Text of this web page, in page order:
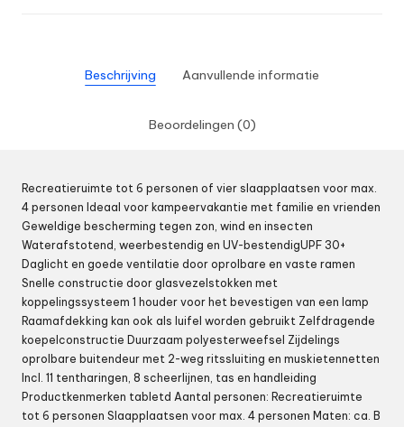
Beschrijving Aanvullende informatie
Beoordelingen (0)
Recreatieruimte tot 6 personen of vier slaapplaatsen voor max.
4 personen Ideaal voor kampeervakantie met familie en vrienden
Geweldige bescherming tegen zon, wind en insecten
Waterafstotend, weerbestendig en UV-bestendigUPF 30+
Daglicht en goede ventilatie door oprolbare en vaste ramen
Snelle constructie door glasvezelstokken met
koppelingssysteem 1 houder voor het bevestigen van een lamp
Raamafdekking kan ook als luifel worden gebruikt Zelfdragende
koepelconstructie Duurzaam polyesterweefsel Zijdelings
oprolbare buitendeur met 2-weg ritssluiting en muskietennetten
Incl. 11 tentharingen, 8 scheerlijnen, tas en handleiding
Productkenmerken tabletd Aantal personen: Recreatieruimte
tot 6 personen Slaapplaatsen voor max. 4 personen Maten: ca. B